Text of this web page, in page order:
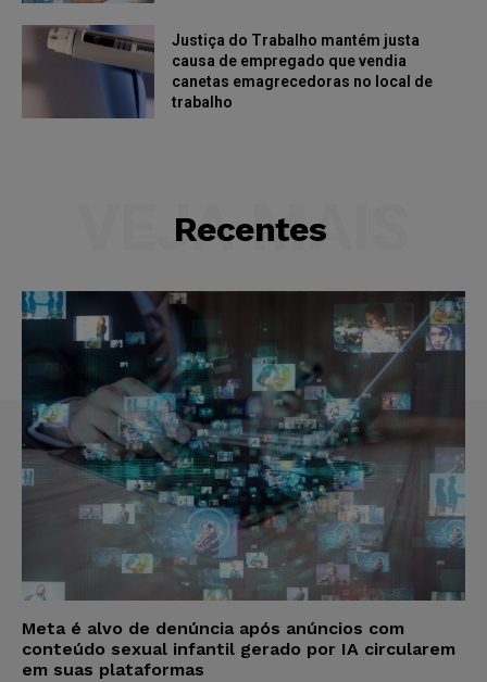
Justiça do Trabalho mantém justa
causa de empregado que vendia
canetas emagrecedoras no local de
trabalho
Recentes
VEJA MAIS
Meta é alvo de denúncia após anúncios com
conteúdo sexual infantil gerado por IA circularem
em suas plataformas